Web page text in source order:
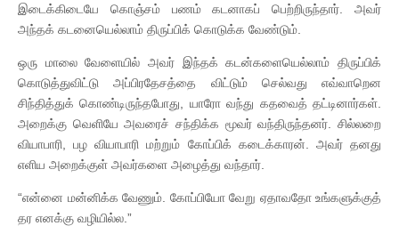
இடைக்கிடையே கொஞ்சம் பணம் கடனாகப் பெற்றிருந்தார். அவர்
அந்தக் கடனையெல்லாம் திருப்பிக் கொடுக்க வேண்டும்.
ஒரு மாலை வேளையில் அவர் இந்தக் கடன்களையெல்லாம் திருப்பிக்
கொடுத்துவிட்டு அப்பிரதேசத்தை விட்டும் செல்வது எவ்வாறென
சிந்தித்துக் கொண்டிருந்தபோது, யாரோ வந்து கதவைத் தட்டினார்கள்.
அறைக்கு வெளியே அவரைச் சந்திக்க மூவர் வந்திருந்தனர். சில்லறை
வியாபாரி, பழ வியாபாரி மற்றும் கோப்பிக் கடைக்காரன். அவர் தனது
எளிய அறைக்குள் அவர்களை அழைத்து வந்தார்.
“என்னை மன்னிக்க வேணும். கோப்பியோ வேறு ஏதாவதோ உங்களுக்குத்
தர எனக்கு வழியில்ல.”